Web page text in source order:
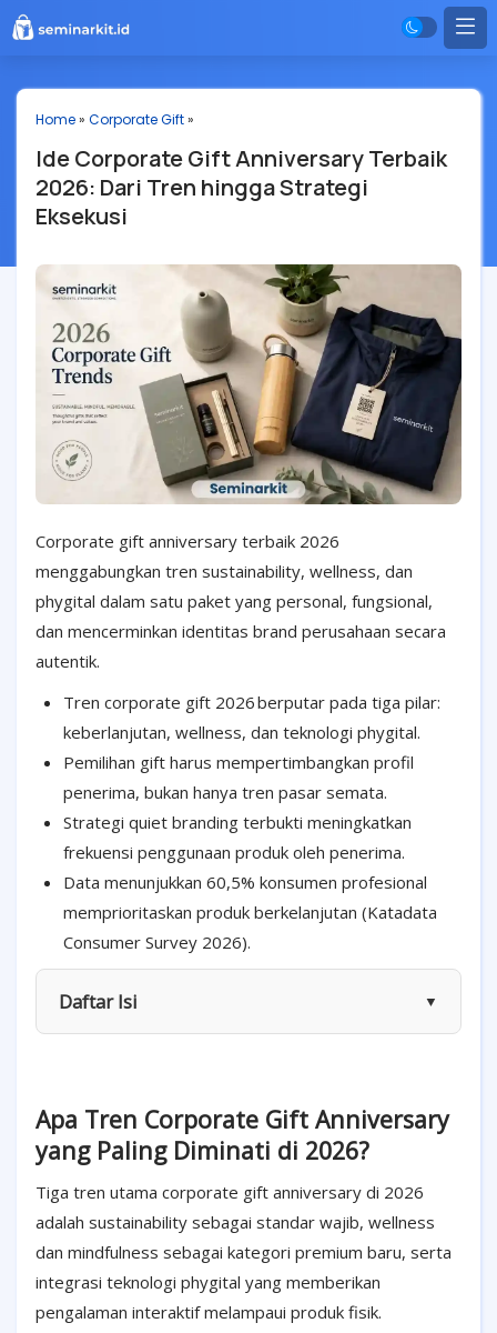
Home» Corporate Gift»
Ide Corporate Gift Anniversary Terbaik
2026: Dari Tren hingga Strategi
Eksekusi
Corporate gift anniversary terbaik 2026
menggabungkan tren sustainability, wellness, dan
phygital dalam satu paket yang personal, fungsional,
dan mencerminkan identitas brand perusahaan secara
autentik.
Tren corporate gift 2026berputar pada tiga pilar:
keberlanjutan, wellness, dan teknologi phygital.
Pemilihan gift harus mempertimbangkan profil
penerima, bukan hanya tren pasar semata.
Strategi quiet branding terbukti meningkatkan
frekuensi penggunaan produk oleh penerima.
Data menunjukkan 60,5% konsumen profesional
memprioritaskan produk berkelanjutan (Katadata
Consumer Survey 2026).
Daftar Isi ▼
Apa Tren Corporate Gift Anniversary
yang Paling Diminati di 2026?
Tiga tren utama corporate gift anniversary di 2026
adalah sustainability sebagai standar wajib, wellness
dan mindfulness sebagai kategori premium baru, serta
integrasi teknologi phygital yang memberikan
pengalaman interaktif melampaui produk fisik.